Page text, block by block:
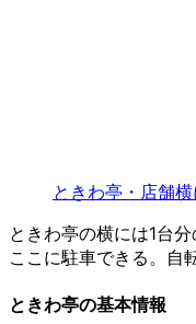
ときわ亭・店舗
ときわ亭の横には1台
ここに駐車できる。自
ときわ亭の基本情報